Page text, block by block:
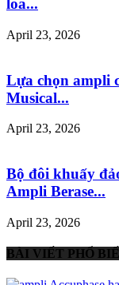
loa...
April 23, 2026
Lựa chọn ampli
Musical...
April 23, 2026
Bộ đôi khuấy
Ampli Berase...
April 23, 2026
BÀI VIẾT PHỔ